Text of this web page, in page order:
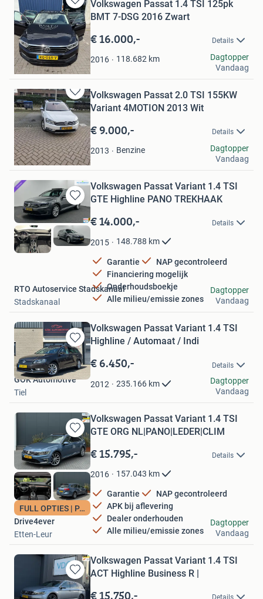
Bewaren
in
Mijn
Favorieten
Volkswagen Passat 1.4 TSI 125pk
BMT 7-DSG 2016 Zwart
€ 16.000,- Details
2016 118.682 km
E.M.
Eindhoven
Dagtopper
Vandaag
Bewaren
in
Mijn
Favorieten
Volkswagen Passat 2.0 TSI 155KW
Variant 4MOTION 2013 Wit
€ 9.000,- Details
2013 Benzine
milan
Leiden
Dagtopper
Vandaag
Bewaren
in
Mijn
Favorieten
Volkswagen Passat Variant 1.4 TSI
GTE Highline PANO TREKHAAK
€ 14.000,- Details
2015 148.788 km
Garantie
NAP gecontroleerd
Financiering mogelijk
Onderhoudsboekje
Alle milieu/emissie zones
RTO Autoservice Stadskanaal
Stadskanaal
Dagtopper
Vandaag
Bewaren
in
Mijn
Favorieten
Volkswagen Passat Variant 1.4 TSI
Highline / Automaat / Indi
€ 6.450,- Details
2012 235.166 km
GÖK Automotive
Tiel
Dagtopper
Vandaag
Bewaren
in
Mijn
Favorieten
FULL OPTIES | PANO
Volkswagen Passat Variant 1.4 TSI
GTE ORG NL|PANO|LEDER|CLIM
€ 15.795,- Details
2016 157.043 km
Garantie
NAP gecontroleerd
APK bij aflevering
Dealer onderhouden
Alle milieu/emissie zones
Drive4ever
Etten-Leur
Dagtopper
Vandaag
Bewaren
in
Volkswagen Passat Variant 1.4 TSI
ACT Highline Business R |
€ 15.750,- Details